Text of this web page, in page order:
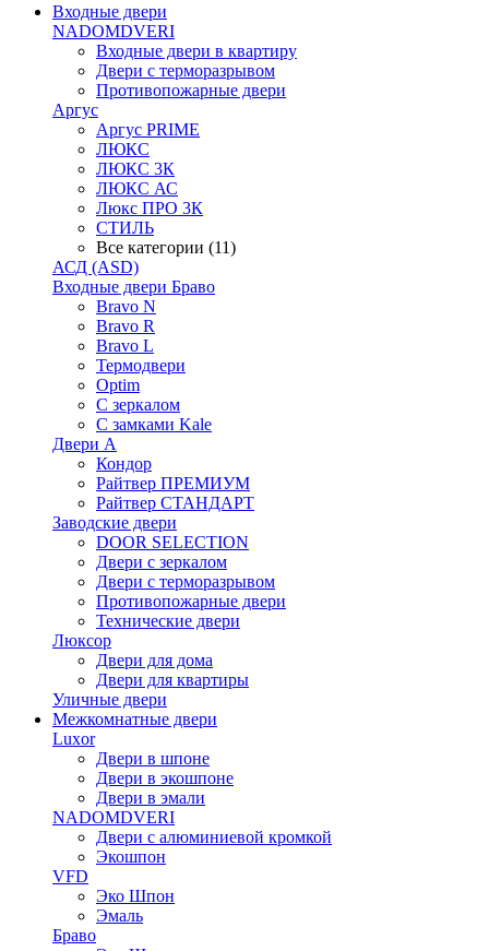
Входные двери
NADOMDVERI
Входные двери в квартиру
Двери с терморазрывом
Противопожарные двери
Аргус
Аргус PRIME
ЛЮКС
ЛЮКС 3К
ЛЮКС АС
Люкс ПРО 3К
СТИЛЬ
Все категории (11)
АСД (ASD)
Входные двери Браво
Bravo N
Bravo R
Bravo L
Термодвери
Optim
С зеркалом
С замками Kale
Двери А
Кондор
Райтвер ПРЕМИУМ
Райтвер СТАНДАРТ
Заводские двери
DOOR SELECTION
Двери с зеркалом
Двери с терморазрывом
Противопожарные двери
Технические двери
Люксор
Двери для дома
Двери для квартиры
Уличные двери
Межкомнатные двери
Luxor
Двери в шпоне
Двери в экошпоне
Двери в эмали
NADOMDVERI
Двери с алюминиевой кромкой
Экошпон
VFD
Эко Шпон
Эмаль
Браво